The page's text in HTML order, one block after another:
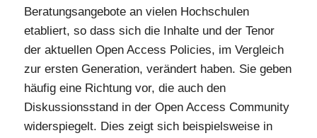
Beratungsangebote an vielen Hochschulen
etabliert, so dass sich die Inhalte und der Tenor
der aktuellen Open Access Policies, im Vergleich
zur ersten Generation, verändert haben. Sie geben
häufig eine Richtung vor, die auch den
Diskussionsstand in der Open Access Community
widerspiegelt. Dies zeigt sich beispielsweise in